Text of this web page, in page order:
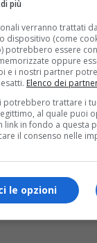
più
verranno trattati
dispositivo (come
potrebbero essere
oppure
e i nostri partner
Elenco dei
potrebbero trattare i
al quale puoi
link in fondo a questa
il consenso nelle
le opzioni